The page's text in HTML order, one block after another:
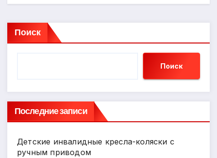
Поиск
Поиск
Последние записи
Детские инвалидные кресла-коляски с
ручным приводом